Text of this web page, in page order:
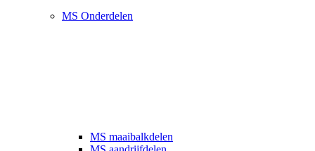
MS Onderdelen
MS maaibalkdelen